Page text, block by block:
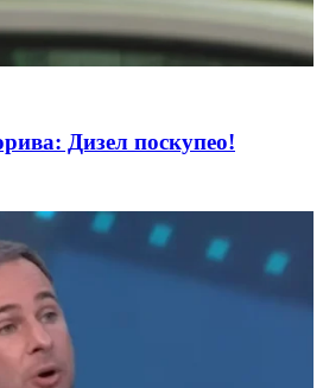
Дизел поскупео!